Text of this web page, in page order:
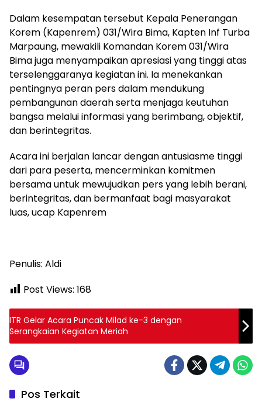
Dalam kesempatan tersebut Kepala Penerangan
Korem (Kapenrem) 031/Wira Bima, Kapten Inf Turba
Marpaung, mewakili Komandan Korem 031/Wira
Bima juga menyampaikan apresiasi yang tinggi atas
terselenggaranya kegiatan ini. Ia menekankan
pentingnya peran pers dalam mendukung
pembangunan daerah serta menjaga keutuhan
bangsa melalui informasi yang berimbang, objektif,
dan berintegritas.
Acara ini berjalan lancar dengan antusiasme tinggi
dari para peserta, mencerminkan komitmen
bersama untuk mewujudkan pers yang lebih berani,
berintegritas, dan bermanfaat bagi masyarakat
luas, ucap Kapenrem
Penulis: Aldi
Post Views: 168
ITR Gelar Acara Puncak Milad ke-3 dengan
Serangkaian Kegiatan Meriah
Pos Terkait